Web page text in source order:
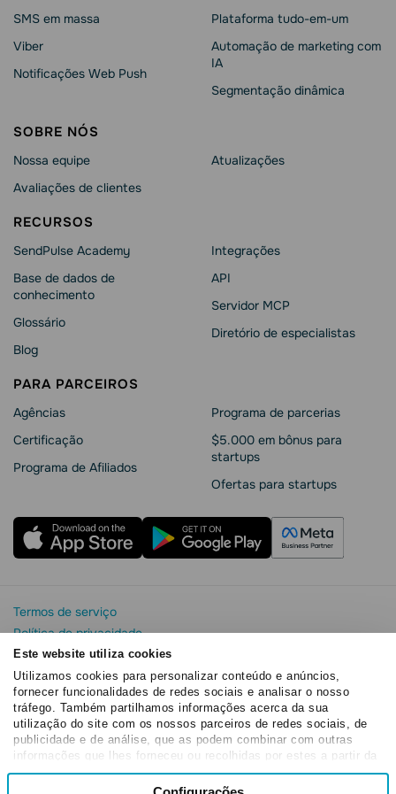
Este website utiliza cookies
Utilizamos cookies para personalizar conteúdo e anúncios,
fornecer funcionalidades de redes sociais e analisar o nosso
tráfego. Também partilhamos informações acerca da sua
utilização do site com os nossos parceiros de redes sociais, de
publicidade e de análise, que as podem combinar com outras
informações que lhes forneceu ou recolhidas por estes a partir da
sua utilização dos respetivos serviços.
Seleção
SMS em massa
Viber
Notificações Web Push
Plataforma tudo-em-um
Automação de marketing com
IA
Segmentação dinâmica
SOBRE NÓS
Nossa equipe
Avaliações de clientes
Atualizações
RECURSOS
SendPulse Academy
Base de dados de
conhecimento
Glossário
Blog
Integrações
API
Servidor MCP
Diretório de especialistas
PARA PARCEIROS
Agências
Сertificação
Programa de Afiliados
Programa de parcerias
$5.000 em bônus para
startups
Ofertas para startups
Termos de serviço
Política de privacidade
Segurança e privacidade da SendPulse
Declaração de Cookie
Acordo de processamento de dados
Copyright© 2015 - 2026. SendPulse. Todos os direitos
reservados